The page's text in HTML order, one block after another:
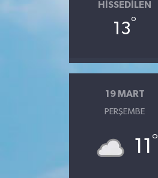
HISSEDILEN
13°
19 MART
PERŞEMBE
11 °